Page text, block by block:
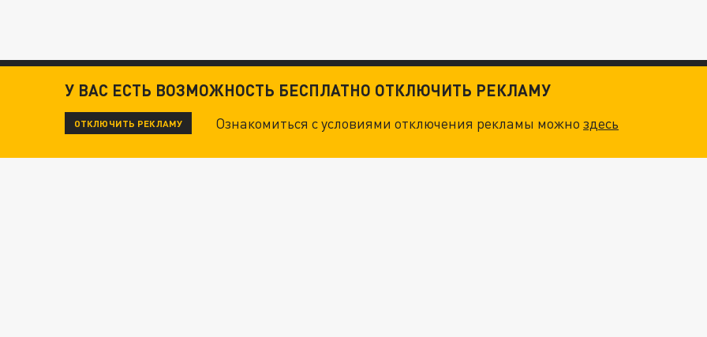
У ВАС ЕСТЬ ВОЗМОЖНОСТЬ БЕСПЛАТНО ОТКЛЮЧИТЬ РЕКЛАМУ
ОТКЛЮЧИТЬ РЕКЛАМУ Ознакомиться с условиями отключения рекламы можноздесь